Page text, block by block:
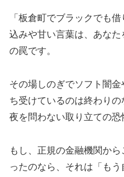
「板倉町でブラックでも
込みや甘い言葉は、あな
の罠です。
その場しのぎでソフト闇
ち受けているのは終わり
夜を問わない取り立ての恐
もし、正規の金融機関か
ったのなら、それは「も